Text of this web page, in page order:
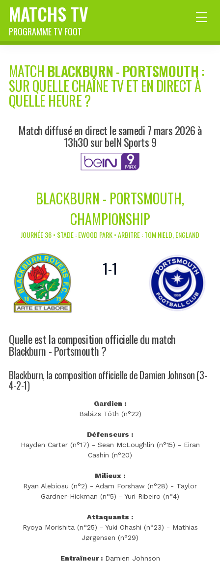
MATCHS TV
PROGRAMME TV FOOT
MATCH BLACKBURN-PORTSMOUTH :
SUR QUELLE CHAÎNE TV ET EN DIRECT À
QUELLE HEURE ?
Match diffusé en direct le samedi 7 mars 2026 à
13h30 sur beIN Sports 9
BLACKBURN - PORTSMOUTH,
CHAMPIONSHIP
JOURNÉE 36 • STADE : EWOOD PARK • ARBITRE : TOM NIELD, ENGLAND
1-1
Quelle est la composition officielle du match
Blackburn - Portsmouth ?
Blackburn, la composition officielle de Damien Johnson (3-
4-2-1)
Gardien :
Balázs Tóth (n°22)
Défenseurs :
Hayden Carter (n°17) - Sean McLoughlin (n°15) - Eiran
Cashin (n°20)
Milieux :
Ryan Alebiosu (n°2) - Adam Forshaw (n°28) - Taylor
Gardner-Hickman (n°5) - Yuri Ribeiro (n°4)
Attaquants :
Ryoya Morishita (n°25) - Yuki Ohashi (n°23) - Mathias
Jørgensen (n°29)
Entraîneur :Damien Johnson